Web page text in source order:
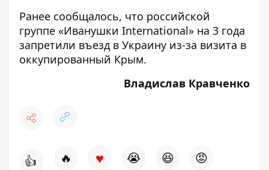
Ранее сообщалось, что российской
группе «Иванушки International» на 3 года
запретили въезд в Украину из-за визита в
оккупированный Крым.
Владислав Кравченко
👍 🔥 ♥ 😭 😆 😡